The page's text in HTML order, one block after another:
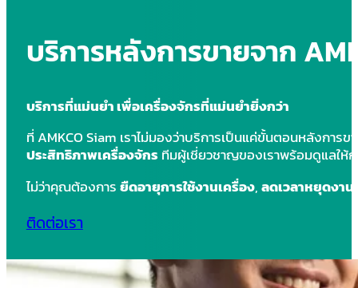
บริการหลังการขายจาก
บริการที่แม่นยำ เพื่อเครื่องจักรที่แม่นยำยิ่งกว่า
ที่ AMKCO Siam เราไม่มองว่าบริการเป็นแค่ขั้นตอนหลังก
ประสิทธิภาพเครื่องจักร ทีมผู้เชี่ยวชาญของเราพร้อมดูแลให้
ไม่ว่าคุณต้องการยืดอายุการใช้งานเครื่อง,ลดเวลาหยุดงาน
ติดต่อเรา